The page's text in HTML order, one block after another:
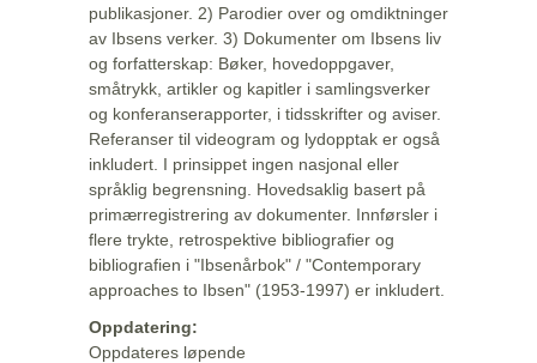
publikasjoner. 2) Parodier over og omdiktninger
av Ibsens verker. 3) Dokumenter om Ibsens liv
og forfatterskap: Bøker, hovedoppgaver,
småtrykk, artikler og kapitler i samlingsverker
og konferanserapporter, i tidsskrifter og aviser.
Referanser til videogram og lydopptak er også
inkludert. I prinsippet ingen nasjonal eller
språklig begrensning. Hovedsaklig basert på
primærregistrering av dokumenter. Innførsler i
flere trykte, retrospektive bibliografier og
bibliografien i "Ibsenårbok" / "Contemporary
approaches to Ibsen" (1953-1997) er inkludert.
Oppdatering:
Oppdateres løpende